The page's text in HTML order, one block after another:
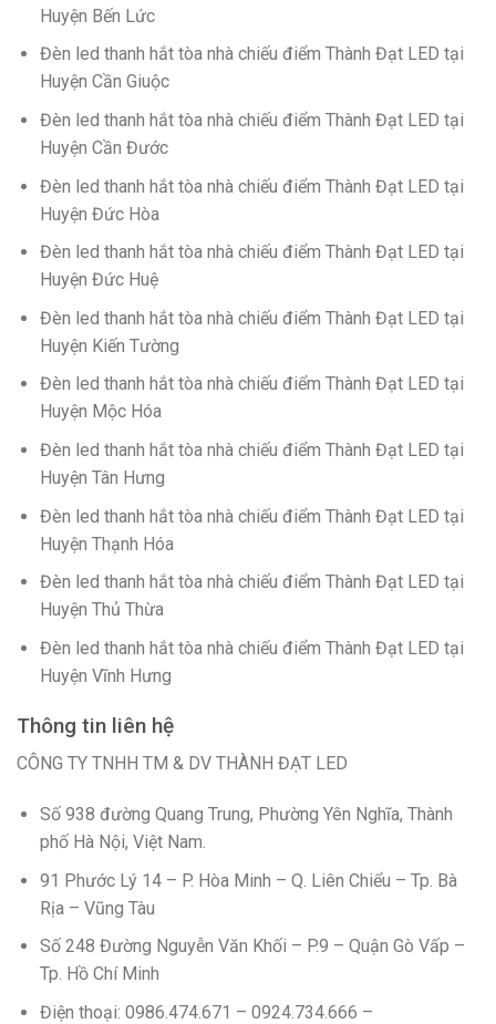
Huyện Bến Lức
Đèn led thanh hắt tòa nhà chiếu điểm Thành Đạt LED tại
Huyện Cần Giuộc
Đèn led thanh hắt tòa nhà chiếu điểm Thành Đạt LED tại
Huyện Cần Đước
Đèn led thanh hắt tòa nhà chiếu điểm Thành Đạt LED tại
Huyện Đức Hòa
Đèn led thanh hắt tòa nhà chiếu điểm Thành Đạt LED tại
Huyện Đức Huệ
Đèn led thanh hắt tòa nhà chiếu điểm Thành Đạt LED tại
Huyện Kiến Tường
Đèn led thanh hắt tòa nhà chiếu điểm Thành Đạt LED tại
Huyện Mộc Hóa
Đèn led thanh hắt tòa nhà chiếu điểm Thành Đạt LED tại
Huyện Tân Hưng
Đèn led thanh hắt tòa nhà chiếu điểm Thành Đạt LED tại
Huyện Thạnh Hóa
Đèn led thanh hắt tòa nhà chiếu điểm Thành Đạt LED tại
Huyện Thủ Thừa
Đèn led thanh hắt tòa nhà chiếu điểm Thành Đạt LED tại
Huyện Vĩnh Hưng
Thông tin liên hệ
CÔNG TY TNHH TM & DV THÀNH ĐẠT LED
Số 938 đường Quang Trung, Phường Yên Nghĩa, Thành
phố Hà Nội, Việt Nam.
91 Phước Lý 14 – P. Hòa Minh – Q. Liên Chiểu – Tp. Bà
Rịa – Vũng Tàu
Số 248 Đường Nguyễn Văn Khối – P.9 – Quận Gò Vấp –
Tp. Hồ Chí Minh
Điện thoại: 0986.474.671 – 0924.734.666 –